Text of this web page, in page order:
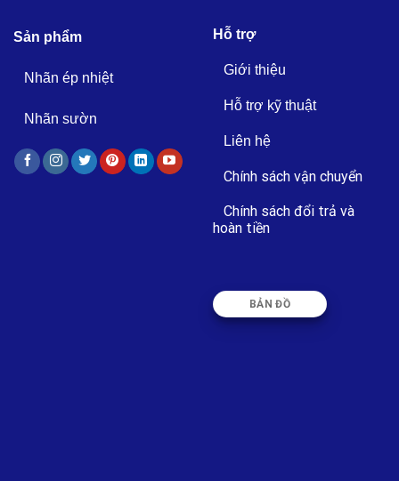
Sản phẩm
Nhãn ép nhiệt
Nhãn sườn
Hỗ trợ
Giới thiệu
Hỗ trợ kỹ thuật
Liên hệ
Chính sách vận chuyển
Chính sách đổi trả và
hoàn tiền
BẢN ĐỒ